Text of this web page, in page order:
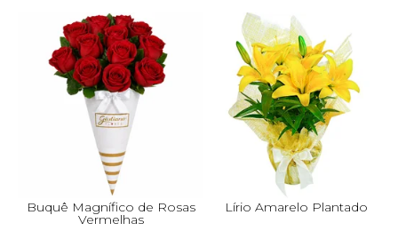
Buquê Magnífico de Rosas
Vermelhas
Lírio Amarelo Plantado